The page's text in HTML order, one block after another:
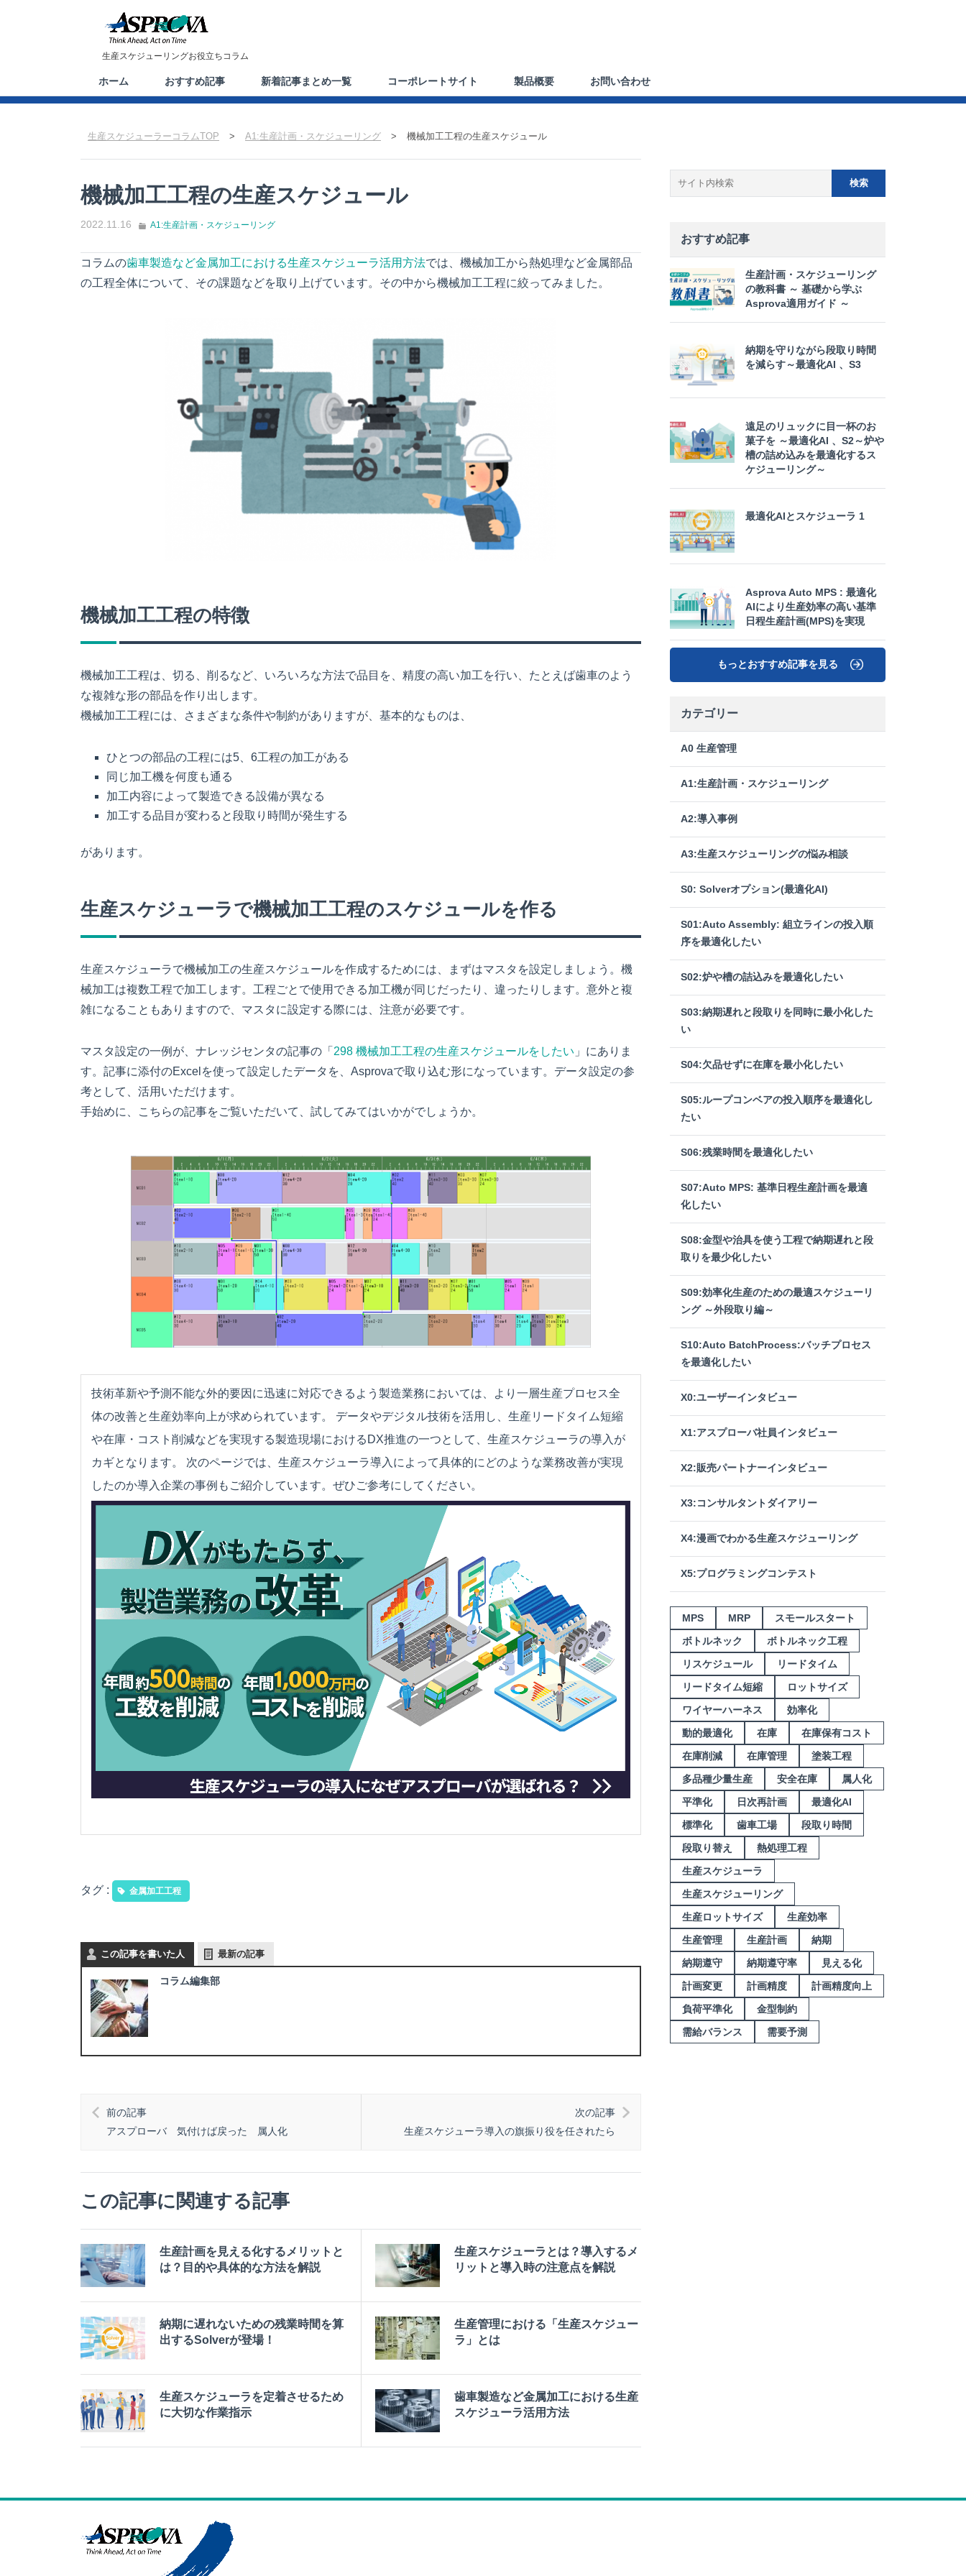
生産スケジューリングお役立ちコラム
ホーム おすすめ記事 新着記事まとめ一覧 コーポレートサイト 製品概要 お問い合わせ
生産スケジューラーコラムTOP > A1:生産計画・スケジューリング > 機械加工工程の生産スケジュール
機械加工工程の生産スケジュール
2022.11.16 A1:生産計画・スケジューリング
コラムの歯車製造など金属加工における生産スケジューラ活用方法では、機械加工から熱処理など金属部品
の工程全体について、その課題などを取り上げています。その中から機械加工工程に絞ってみました。
機械加工工程の特徴
機械加工工程は、切る、削るなど、いろいろな方法で品目を、精度の高い加工を行い、たとえば歯車のよう
な複雑な形の部品を作り出します。
機械加工工程には、さまざまな条件や制約がありますが、基本的なものは、
ひとつの部品の工程には5、6工程の加工がある
同じ加工機を何度も通る
加工内容によって製造できる設備が異なる
加工する品目が変わると段取り時間が発生する
があります。
生産スケジューラで機械加工工程のスケジュールを作る
生産スケジューラで機械加工の生産スケジュールを作成するためには、まずはマスタを設定しましょう。機
械加工は複数工程で加工します。工程ごとで使用できる加工機が同じだったり、違ったりします。意外と複
雑になることもありますので、マスタに設定する際には、注意が必要です。
マスタ設定の一例が、ナレッジセンタの記事の「 298 機械加工工程の生産スケジュールをしたい 」にありま
す。記事に添付のExcelを使って設定したデータを、Asprovaで取り込む形になっています。データ設定の参
考として、活用いただけます。
手始めに、こちらの記事をご覧いただいて、試してみてはいかがでしょうか。
技術革新や予測不能な外的要因に迅速に対応できるよう製造業務においては、より一層生産プロセス全
体の改善と生産効率向上が求められています。 データやデジタル技術を活用し、生産リードタイム短縮
や在庫・コスト削減などを実現する製造現場におけるDX推進の一つとして、生産スケジューラの導入が
カギとなります。 次のページでは、生産スケジューラ導入によって具体的にどのような業務改善が実現
したのか導入企業の事例もご紹介しています。ぜひご参考にしてください。
タグ : 金属加工工程
この記事を書いた人 最新の記事
コラム編集部
前の記事
アスプローバ 気付けば戻った 属人化
次の記事
生産スケジューラ導入の旗振り役を任されたら
この記事に関連する記事
生産計画を見える化するメリットと
は？目的や具体的な方法を解説
生産スケジューラとは？導入するメ
リットと導入時の注意点を解説
納期に遅れないための残業時間を算
出するSolverが登場！
生産管理における「生産スケジュー
ラ」とは
生産スケジューラを定着させるため
に大切な作業指示
歯車製造など金属加工における生産
スケジューラ活用方法
おすすめ記事
生産計画・スケジューリング
の教科書 ～ 基礎から学ぶ
Asprova適用ガイド ～
納期を守りながら段取り時間
を減らす～最適化AI 、S3
遠足のリュックに目一杯のお
菓子を ～最適化AI 、S2～炉や
槽の詰め込みを最適化するス
ケジューリング～
最適化AIとスケジューラ 1
Asprova Auto MPS : 最適化
AIにより生産効率の高い基準
日程生産計画(MPS)を実現
もっとおすすめ記事を見る
カテゴリー
A0 生産管理
A1:生産計画・スケジューリング
A2:導入事例
A3:生産スケジューリングの悩み相談
S0: Solverオプション(最適化AI)
S01:Auto Assembly: 組立ラインの投入順
序を最適化したい
S02:炉や槽の詰込みを最適化したい
S03:納期遅れと段取りを同時に最小化した
い
S04:欠品せずに在庫を最小化したい
S05:ループコンベアの投入順序を最適化し
たい
S06:残業時間を最適化したい
S07:Auto MPS: 基準日程生産計画を最適
化したい
S08:金型や治具を使う工程で納期遅れと段
取りを最少化したい
S09:効率化生産のための最適スケジューリ
ング ～外段取り編～
S10:Auto BatchProcess:バッチプロセス
を最適化したい
X0:ユーザーインタビュー
X1:アスプローバ社員インタビュー
X2:販売パートナーインタビュー
X3:コンサルタントダイアリー
X4:漫画でわかる生産スケジューリング
X5:プログラミングコンテスト
MPS MRP
スモールスタート
ボトルネック
ボトルネック工程
リスケジュール
リードタイム
リードタイム短縮
ロットサイズ
ワイヤーハーネス
効率化
動的最適化
在庫
在庫保有コスト
在庫削減
在庫管理
塗装工程
多品種少量生産
安全在庫
属人化
平準化
日次再計画
最適化AI
標準化
歯車工場
段取り時間
段取り替え
熱処理工程
生産スケジューラ
生産スケジューリング
生産ロットサイズ
生産効率
生産管理
生産計画
納期
納期遵守
納期遵守率
見える化
計画変更
計画精度
計画精度向上
負荷平準化
金型制約
需給バランス
需要予測